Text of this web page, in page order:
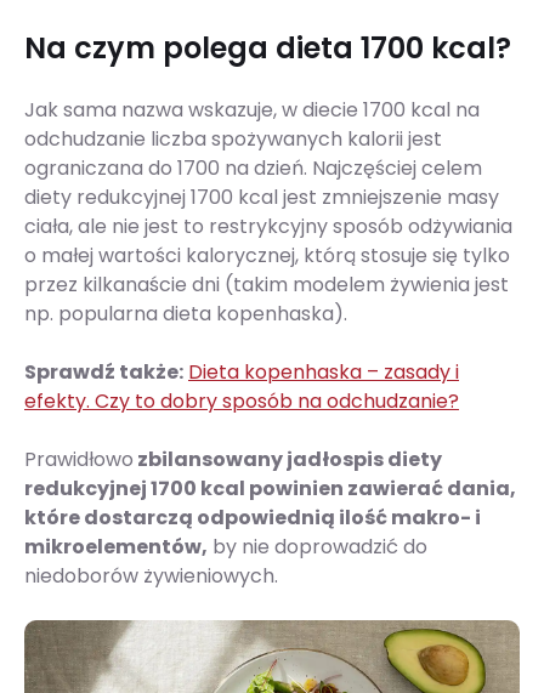
Na czym polega dieta 1700 kcal?
Jak sama nazwa wskazuje, w diecie 1700 kcal na
odchudzanie liczba spożywanych kalorii jest
ograniczana do 1700 na dzień. Najczęściej celem
diety redukcyjnej 1700 kcal jest zmniejszenie masy
ciała, ale nie jest to restrykcyjny sposób odżywiania
o małej wartości kalorycznej, którą stosuje się tylko
przez kilkanaście dni (takim modelem żywienia jest
np. popularna dieta kopenhaska).
Sprawdź także: Dieta kopenhaska – zasady i
efekty. Czy to dobry sposób na odchudzanie?
Prawidłowo zbilansowany jadłospis diety
redukcyjnej 1700 kcal powinien zawierać dania,
które dostarczą odpowiednią ilość makro- i
mikroelementów, by nie doprowadzić do
niedoborów żywieniowych.